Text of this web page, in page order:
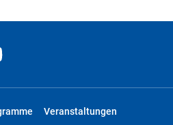
Veranstaltungen